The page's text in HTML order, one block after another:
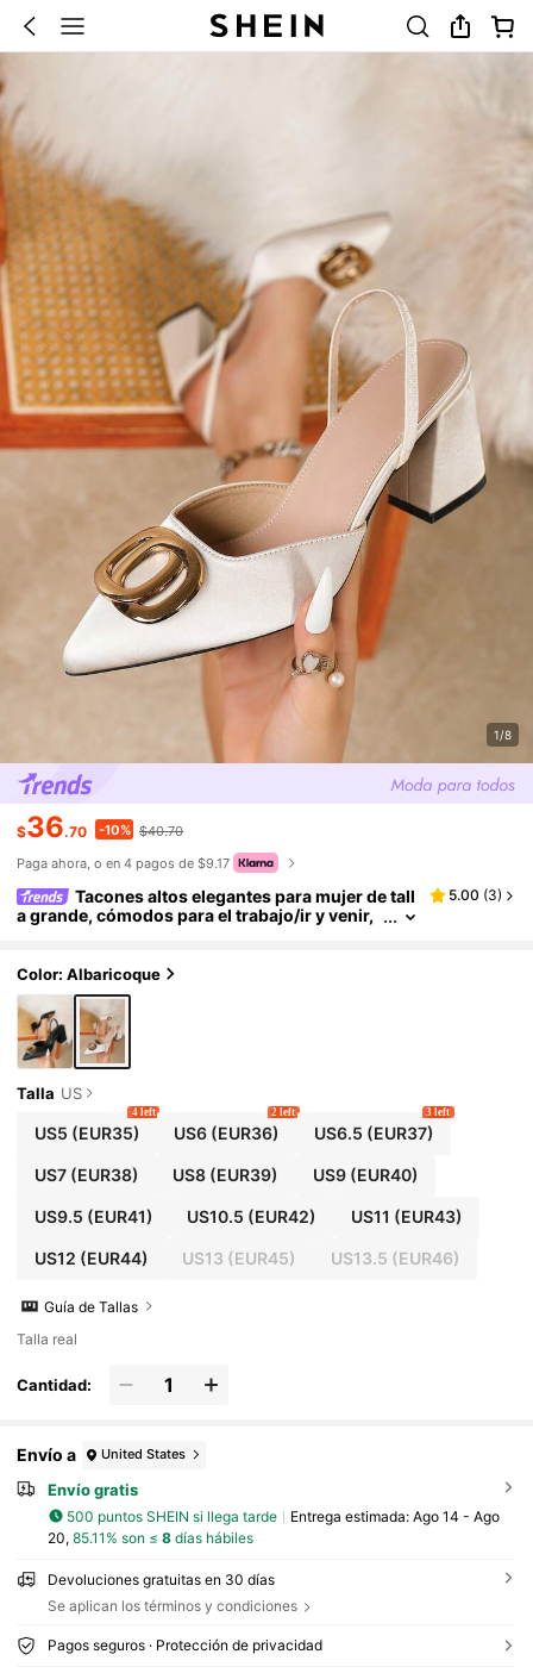
1/8
$36.70 -10% $40.70
Paga ahora, o en 4 pagos de $9.17
Tacones altos elegantes para mujer de tall
a grande, cómodos para el trabajo/ir y venir,
5.00 (3)
Color: Albaricoque
Talla US
US5 (EUR35)
4 left
US6 (EUR36)
2 left
US6.5 (EUR37)
3 left
US7(EUR38) US8 (EUR39) US9(EUR40)
US9.5 (EUR41) US10.5 (EUR42) US11 (EUR43)
US12 (EUR44) US13 (EUR45) US13.5 (EUR46)
Guía de Tallas
Talla real
Cantidad:
Envío a United States
Envío gratis
500 puntos SHEIN si llega tarde Entrega estimada: Ago 14 - Ago
20, 85.11% son ≤ 8días hábiles
Devoluciones gratuitas en 30 días
Se aplican los términos y condiciones
Pagos seguros · Protección de privacidad